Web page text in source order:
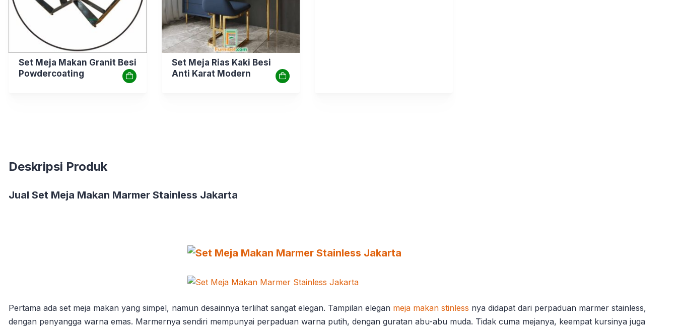
Set Meja Makan Granit Besi
Powdercoating
Set Meja Rias Kaki Besi
Anti Karat Modern
Deskripsi Produk
Jual Set Meja Makan Marmer Stainless Jakarta
Pertama ada set meja makan yang simpel, namun desainnya terlihat sangat elegan. Tampilan elegan meja makan stinless nya didapat dari perpaduan marmer stainless,
dengan penyangga warna emas. Marmernya sendiri mempunyai perpaduan warna putih, dengan guratan abu-abu muda. Tidak cuma mejanya, keempat kursinya juga